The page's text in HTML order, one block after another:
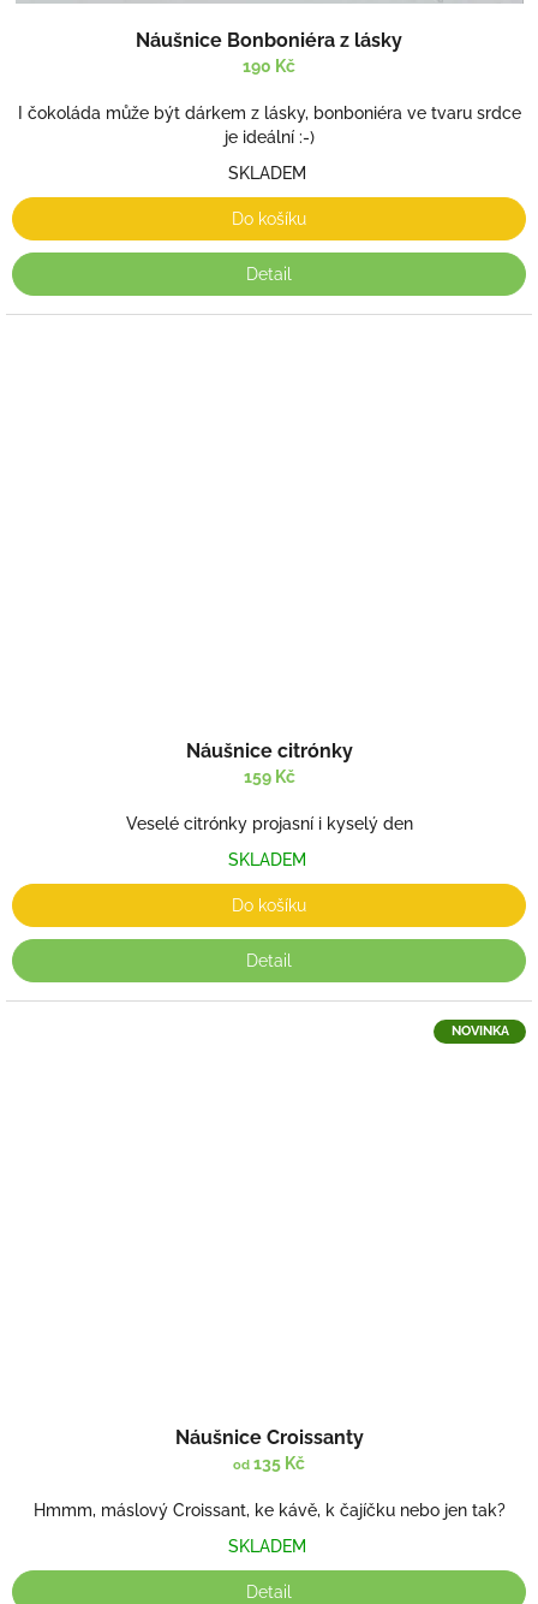
Náušnice Bonboniéra z lásky
190 Kč
I čokoláda může být dárkem z lásky, bonboniéra ve tvaru srdce
je ideální :-)
SKLADEM
Do košíku
Detail
Náušnice citrónky
159 Kč
Veselé citrónky projasní i kyselý den
SKLADEM
Do košíku
Detail
NOVINKA
Náušnice Croissanty
od 135 Kč
Hmmm, máslový Croissant, ke kávě, k čajíčku nebo jen tak?
SKLADEM
Detail